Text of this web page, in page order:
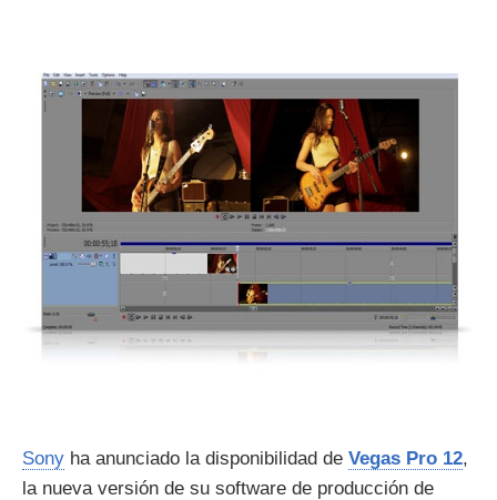
Sony ha anunciado la disponibilidad de Vegas Pro 12,
la nueva versión de su software de producción de